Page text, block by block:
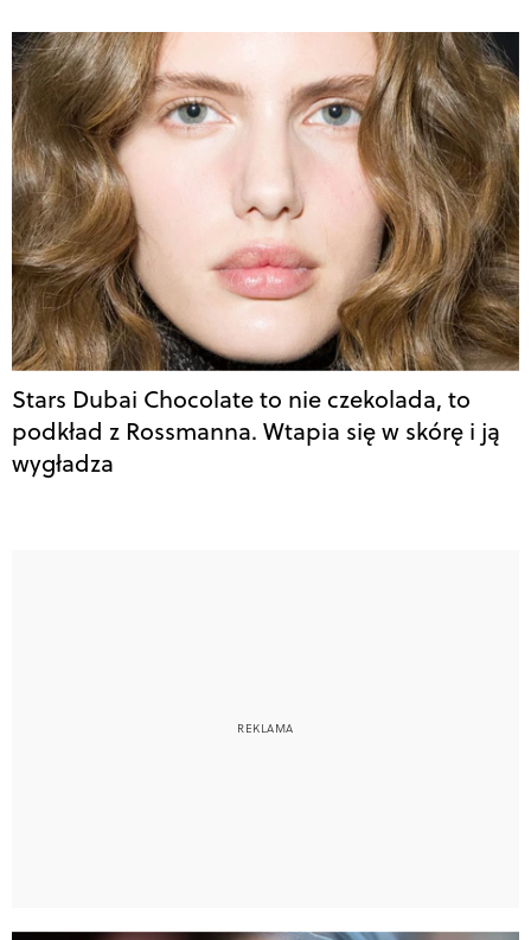
Stars Dubai Chocolate to nie czekolada, to
podkład z Rossmanna. Wtapia się w skórę i ją
wygładza